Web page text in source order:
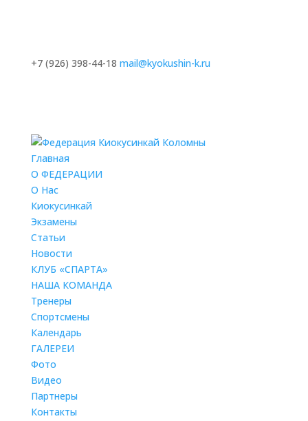
+7 (926) 398-44-18 mail@kyokushin-k.ru
Главная
О ФЕДЕРАЦИИ
О Нас
Киокусинкай
Экзамены
Статьи
Новости
КЛУБ «СПАРТА»
НАША КОМАНДА
Тренеры
Cпортсмены
Календарь
ГАЛЕРЕИ
Фото
Видео
Партнеры
Контакты